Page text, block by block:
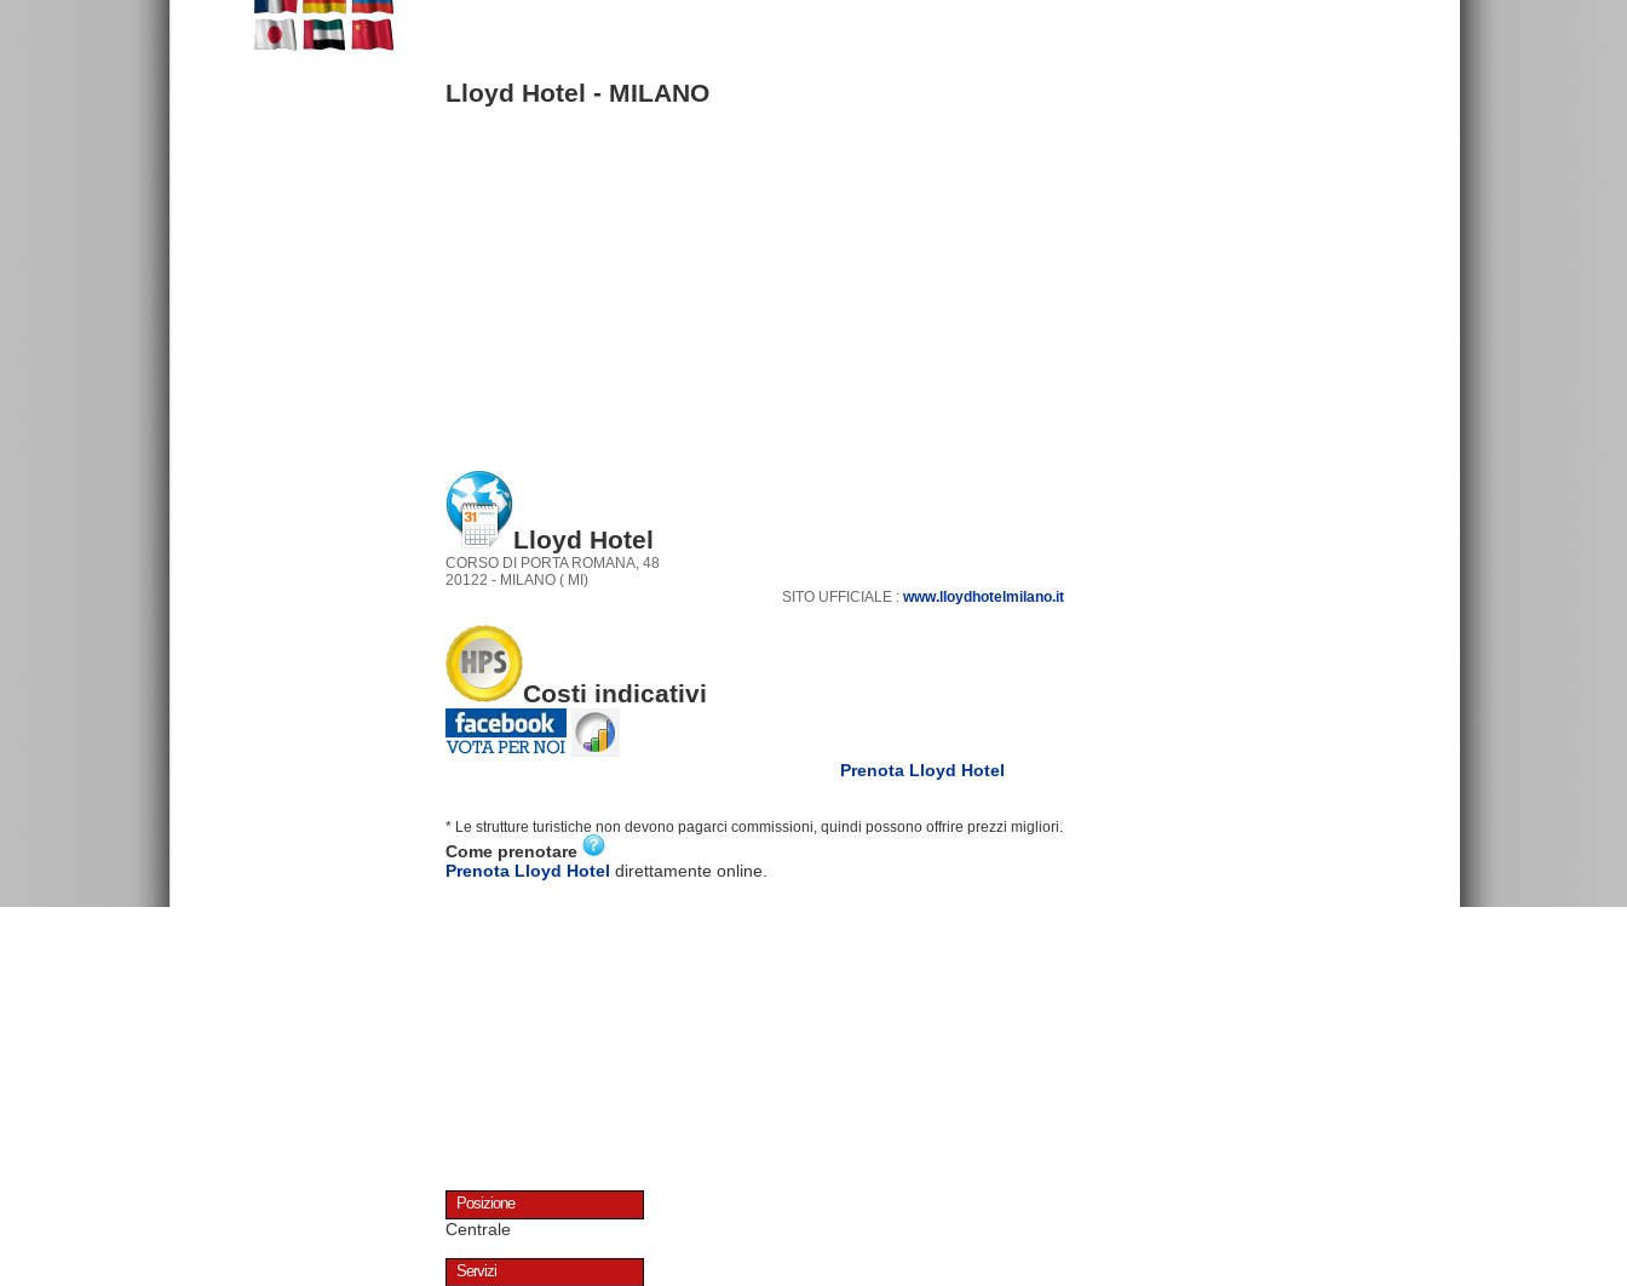
Lloyd Hotel - MILANO
Lloyd Hotel
CORSO DI PORTA ROMANA, 48
20122 - MILANO ( MI)
SITO UFFICIALE : www.lloydhotelmilano.it
Costi indicativi
Prenota Lloyd Hotel
* Le strutture turistiche non devono pagarci commissioni, quindi possono offrire prezzi migliori.
Come prenotare
Prenota Lloyd Hotel direttamente online.
Posizione
Centrale
Servizi